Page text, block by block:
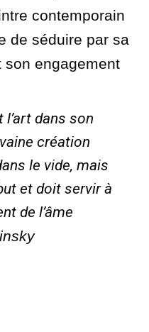
contemporain
de séduire par sa
engagement
l’art dans son
création
le vide, mais
et doit servir à
de l’âme